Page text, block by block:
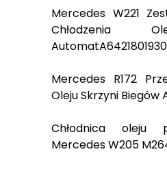
Mercedes W221
Chłodzenia
AutomatA6421801930
Mercedes R172
Oleju Skrzyni Biegów
Chłodnica oleju
Mercedes W205